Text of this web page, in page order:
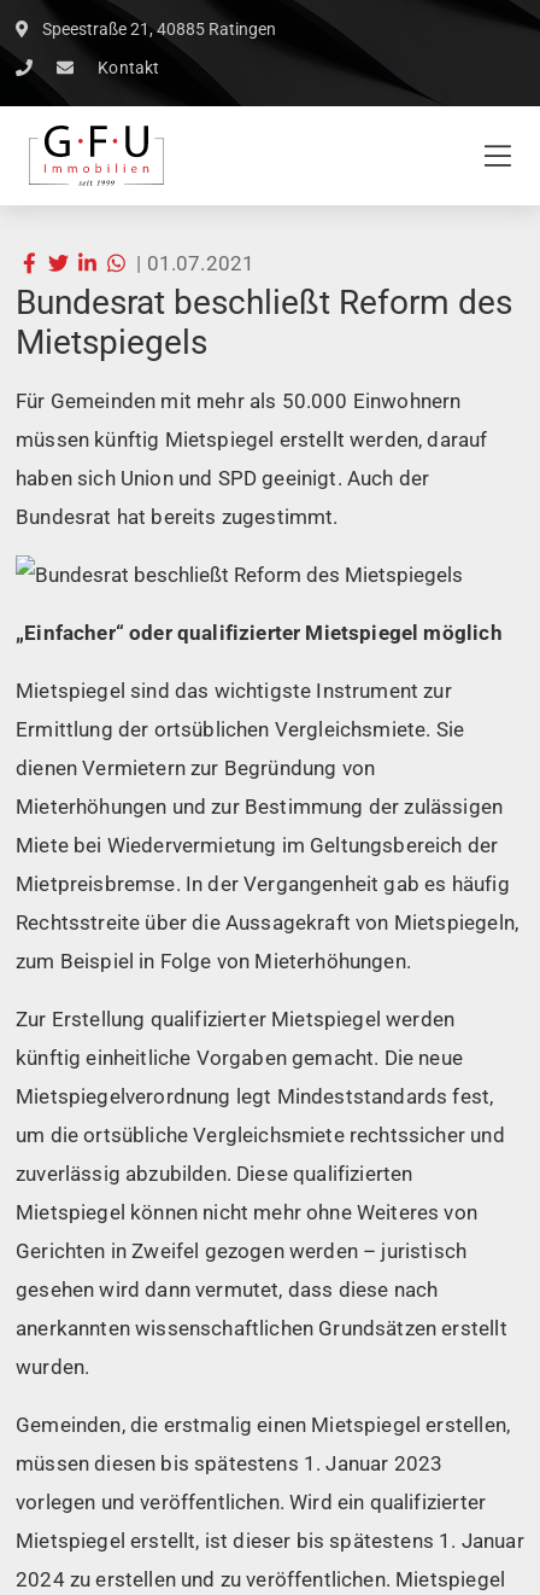
Speestraße 21, 40885 Ratingen
Kontakt
| 01.07.2021
Bundesrat beschließt Reform des
Mietspiegels
Für Gemeinden mit mehr als 50.000 Einwohnern
müssen künftig Mietspiegel erstellt werden, darauf
haben sich Union und SPD geeinigt. Auch der
Bundesrat hat bereits zugestimmt.
„Einfacher“ oder qualifizierter Mietspiegel möglich
Mietspiegel sind das wichtigste Instrument zur
Ermittlung der ortsüblichen Vergleichsmiete. Sie
dienen Vermietern zur Begründung von
Mieterhöhungen und zur Bestimmung der zulässigen
Miete bei Wiedervermietung im Geltungsbereich der
Mietpreisbremse. In der Vergangenheit gab es häufig
Rechtsstreite über die Aussagekraft von Mietspiegeln,
zum Beispiel in Folge von Mieterhöhungen.
Zur Erstellung qualifizierter Mietspiegel werden
künftig einheitliche Vorgaben gemacht. Die neue
Mietspiegelverordnung legt Mindeststandards fest,
um die ortsübliche Vergleichsmiete rechtssicher und
zuverlässig abzubilden. Diese qualifizierten
Mietspiegel können nicht mehr ohne Weiteres von
Gerichten in Zweifel gezogen werden – juristisch
gesehen wird dann vermutet, dass diese nach
anerkannten wissenschaftlichen Grundsätzen erstellt
wurden.
Gemeinden, die erstmalig einen Mietspiegel erstellen,
müssen diesen bis spätestens 1. Januar 2023
vorlegen und veröffentlichen. Wird ein qualifizierter
Mietspiegel erstellt, ist dieser bis spätestens 1. Januar
2024 zu erstellen und zu veröffentlichen. Mietspiegel